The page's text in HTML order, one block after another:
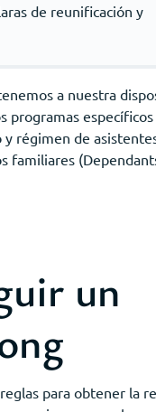
de reunificación y
a nuestra
programas
y régimen de
familiares
un
para obtener la